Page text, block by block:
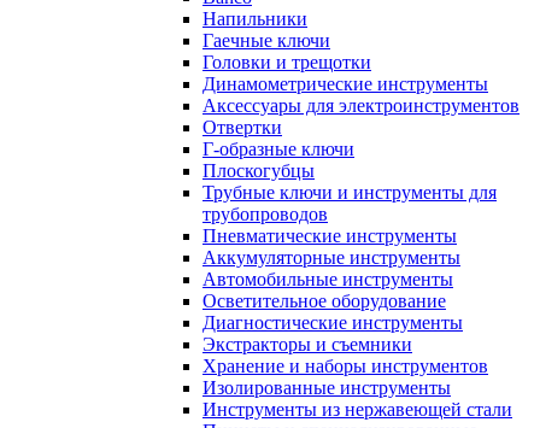
Напильники
Гаечные ключи
Головки и трещотки
Динамометрические инструменты
Аксессуары для электроинструментов
Отвертки
Г-образные ключи
Плоскогубцы
Трубные ключи и инструменты для
трубопроводов
Пневматические инструменты
Аккумуляторные инструменты
Автомобильные инструменты
Осветительное оборудование
Диагностические инструменты
Экстракторы и съемники
Хранение и наборы инструментов
Изолированные инструменты
Инструменты из нержавеющей стали